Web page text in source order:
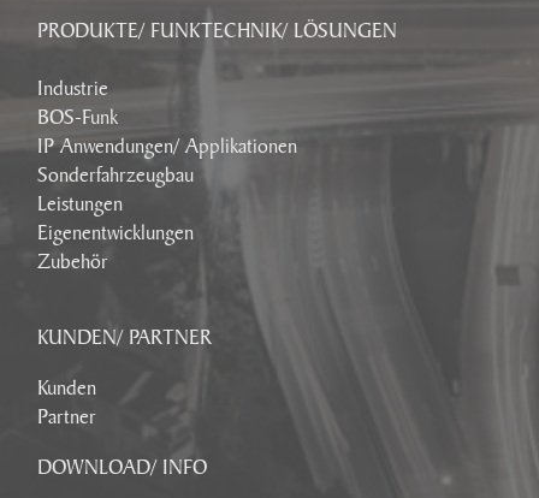
PRODUKTE/ FUNKTECHNIK/ LÖSUNGEN
Industrie
BOS-Funk
IP Anwendungen/ Applikationen
Sonderfahrzeugbau
Leistungen
Eigenentwicklungen
Zubehör
KUNDEN/ PARTNER
Kunden
Partner
DOWNLOAD/ INFO